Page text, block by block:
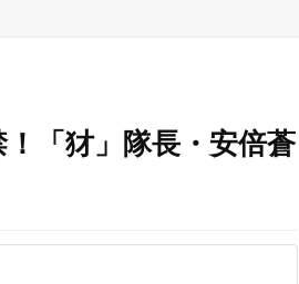
「犲」隊長・安倍蒼